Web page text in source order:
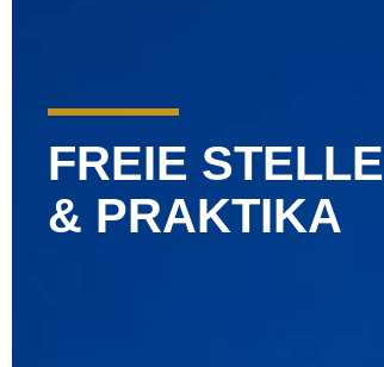
FREIE
& PRAKTIKA